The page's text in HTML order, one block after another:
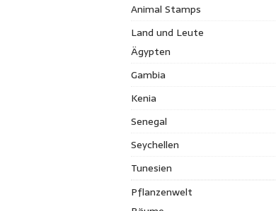
Animal Stamps
Land und Leute
Ägypten
Gambia
Kenia
Senegal
Seychellen
Tunesien
Pflanzenwelt